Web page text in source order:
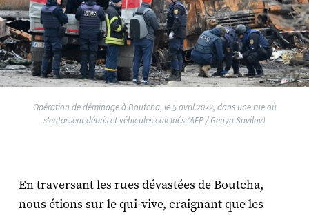
Opération de déminage à Boutcha, le 5 avril 2022, dans une rue où
s'entassent débris et véhicules calcinés (AFP / Genya Savilov)
En traversant les rues dévastées de Boutcha,
nous étions sur le qui-vive, craignant que les